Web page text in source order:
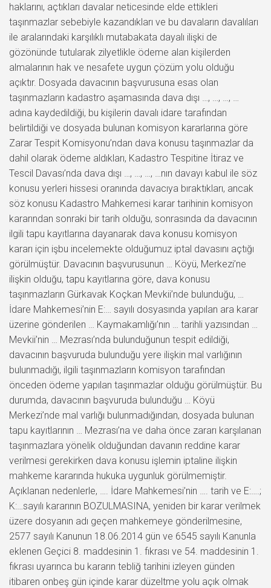
haklarını, açtıkları davalar neticesinde elde ettikleri
taşınmazlar sebebiyle kazandıkları ve bu davaların davalıları
ile aralarındaki karşılıklı mutabakata dayalı ilişki de
gözönünde tutularak zilyetlikle ödeme alan kişilerden
almalarının hak ve nesafete uygun çözüm yolu olduğu
açıktır. Dosyada davacının başvurusuna esas olan
taşınmazların kadastro aşamasında dava dışı …, …, …, …
adına kaydedildiği, bu kişilerin davalı idare tarafından
belirtildiği ve dosyada bulunan komisyon kararlarına göre
Zarar Tespit Komisyonu’ndan dava konusu taşınmazlar da
dahil olarak ödeme aldıkları, Kadastro Tespitine İtiraz ve
Tescil Davası’nda dava dışı …, …, …, …nın davayı kabul ile söz
konusu yerleri hissesi oranında davacıya bıraktıkları, ancak
söz konusu Kadastro Mahkemesi karar tarihinin komisyon
kararından sonraki bir tarih olduğu, sonrasında da davacının
ilgili tapu kayıtlarına dayanarak dava konusu komisyon
kararı için işbu incelemekte olduğumuz iptal davasını açtığı
görülmüştür. Davacının başvurusunun … Köyü, Merkezi’ne
ilişkin olduğu, tapu kayıtlarına göre, dava konusu
taşınmazların Gürkavak Koçkan Mevkii’nde bulunduğu, …
İdare Mahkemesi’nin E:… sayılı dosyasında yapılan ara karar
üzerine gönderilen … Kaymakamlığı’nın … tarihli yazısından …
Mevkii’nin … Mezrası’nda bulunduğunun tespit edildiği,
davacının başvuruda bulunduğu yere ilişkin mal varlığının
bulunmadığı, ilgili taşınmazların komisyon tarafından
önceden ödeme yapılan taşınmazlar olduğu görülmüştür. Bu
durumda, davacının başvuruda bulunduğu … Köyü
Merkezi’nde mal varlığı bulunmadığından, dosyada bulunan
tapu kayıtlarının … Mezrası’na ve daha önce zararı karşılanan
taşınmazlara yönelik olduğundan davanın reddine karar
verilmesi gerekirken dava konusu işlemin iptaline ilişkin
mahkeme kararında hukuka uygunluk görülmemiştir.
Açıklanan nedenlerle, …. İdare Mahkemesi’nin …. tarih ve E:….;
K:…sayılı kararının BOZULMASINA, yeniden bir karar verilmek
üzere dosyanın adı geçen mahkemeye gönderilmesine,
2577 sayılı Kanunun 18.06.2014 gün ve 6545 sayılı Kanunla
eklenen Geçici 8. maddesinin 1. fıkrası ve 54. maddesinin 1.
fıkrası uyarınca bu kararın tebliğ tarihini izleyen günden
itibaren onbeş gün içinde karar düzeltme yolu açık olmak